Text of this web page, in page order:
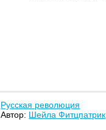
Русская революция
Автор: Шейла Фитцпатрик